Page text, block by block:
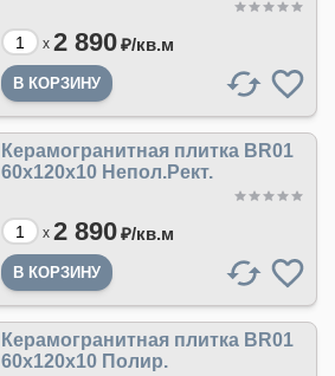
x 2 890₽/кв.м
Керамогранитная плитка BR01
60x120x10 Непол.Рект.
x 2 890₽/кв.м
Керамогранитная плитка BR01
60x120x10 Полир.